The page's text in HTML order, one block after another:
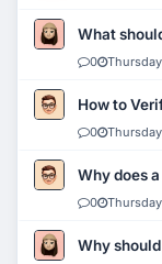
What
0 Thursday
How to
0
Why does
0
Why